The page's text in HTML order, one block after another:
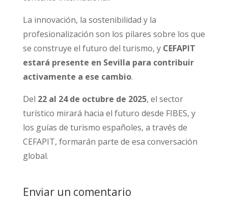
La innovación, la sostenibilidad y la
profesionalización son los pilares sobre los que
se construye el futuro del turismo, y CEFAPIT
estará presente en Sevilla para contribuir
activamente a ese cambio.
Del 22 al 24 de octubre de 2025, el sector
turístico mirará hacia el futuro desde FIBES, y
los guías de turismo españoles, a través de
CEFAPIT, formarán parte de esa conversación
global.
Enviar un comentario